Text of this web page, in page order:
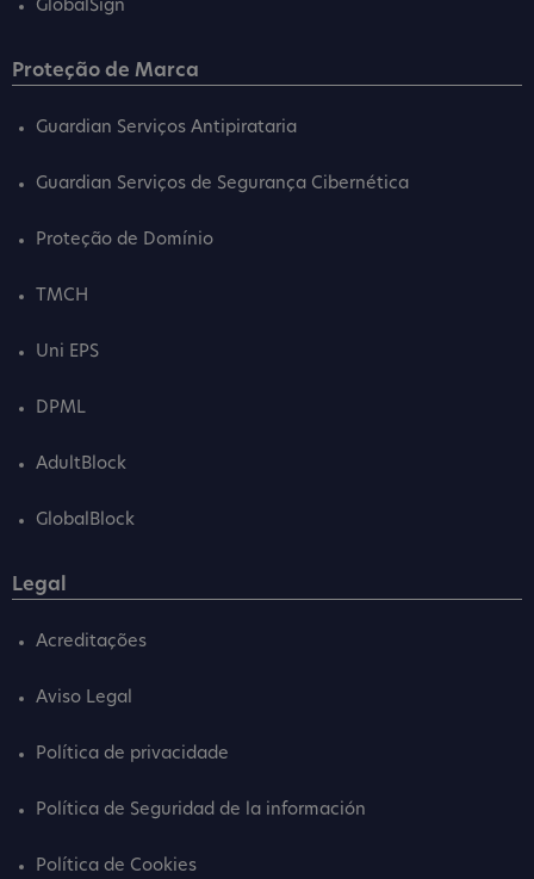
GlobalSign
Proteção de Marca
Guardian Serviços Antipirataria
Guardian Serviços de Segurança Cibernética
Proteção de Domínio
TMCH
Uni EPS
DPML
AdultBlock
GlobalBlock
Legal
Acreditações
Aviso Legal
Política de privacidade
Política de Seguridad de la información
Política de Cookies